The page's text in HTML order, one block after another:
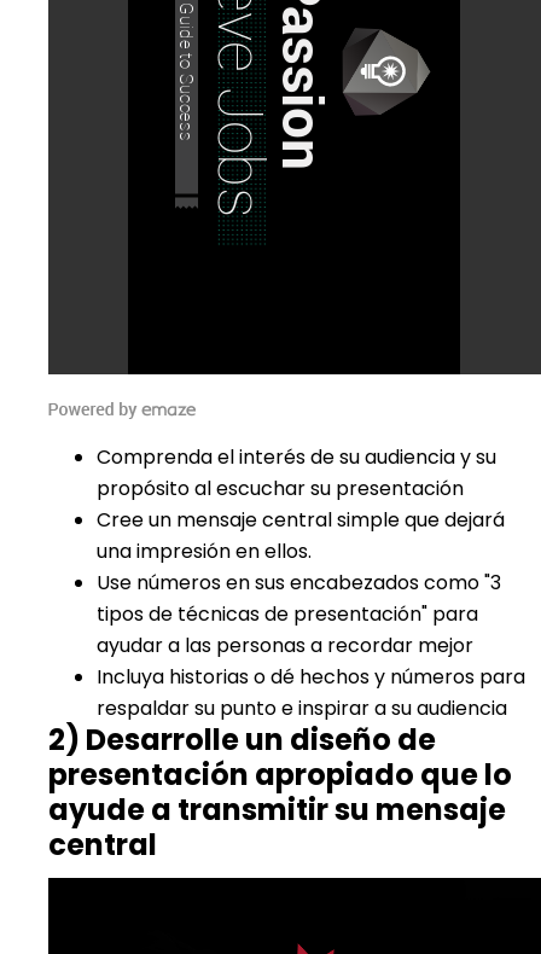
Comprenda el interés de su audiencia y su
propósito al escuchar su presentación
Cree un mensaje central simple que dejará
una impresión en ellos.
Use números en sus encabezados como "3
tipos de técnicas de presentación" para
ayudar a las personas a recordar mejor
Incluya historias o dé hechos y números para
respaldar su punto e inspirar a su audiencia
2) Desarrolle un diseño de
presentación apropiado que lo
ayude a transmitir su mensaje
central